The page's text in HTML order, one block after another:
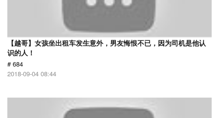
【越哥】女孩坐出租车发生意外，男友悔恨不已，因为司机是他认
识的人！
# 684
2018-09-04 08:44